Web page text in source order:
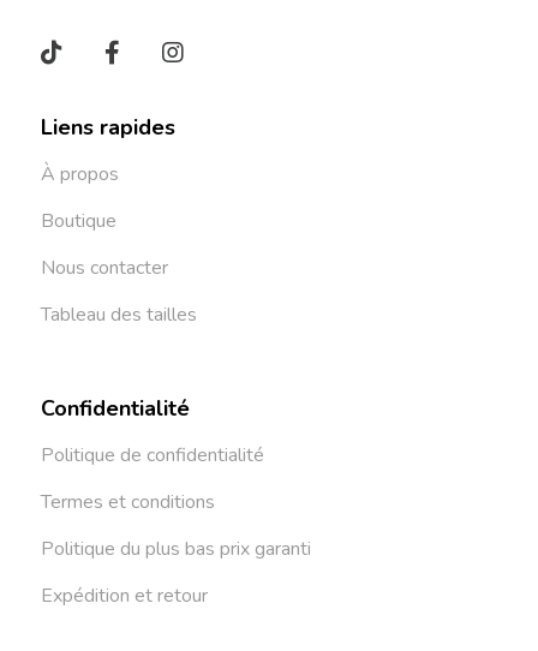
Liens rapides
À propos
Boutique
Nous contacter
Tableau des tailles
Confidentialité
Politique de confidentialité
Termes et conditions
Politique du plus bas prix garanti
Expédition et retour